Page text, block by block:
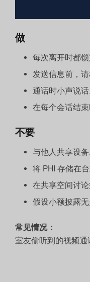
做
每次离开时都
发送信息前，
通话时小声说
在每个会话结
不要
与他人共享设备.
将 PHI 存储在
在共享空间讨
假设小额披露
常见情况：
室友偷听到的视频通